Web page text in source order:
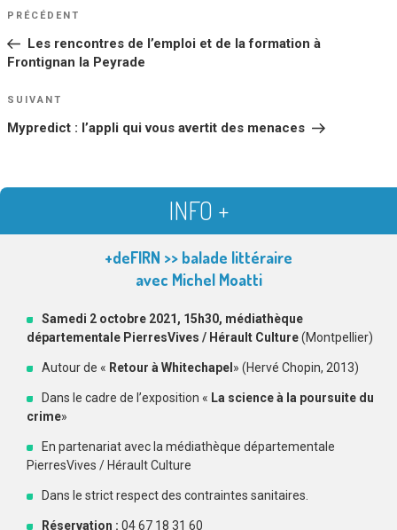
NAVIGATION
DE
L’ARTICLE
Article
PRÉCÉDENT
Les rencontres de l’emploi et de la formation à
Frontignan la Peyrade
Article
SUIVANT
Mypredict : l’appli qui vous avertit des menaces
INFO +
+deFIRN >> balade littéraire
avec Michel Moatti
Samedi 2 octobre 2021, 15h30, médiathèque
départementale PierresVives / Hérault Culture(Montpellier)
Autour de « Retour à Whitechapel » (Hervé Chopin, 2013)
Dans le cadre de l’exposition « La science à la poursuite du
crime»
En partenariat avec la médiathèque départementale
PierresVives / Hérault Culture
Dans le strict respect des contraintes sanitaires.
Réservation : 04 67 18 31 60